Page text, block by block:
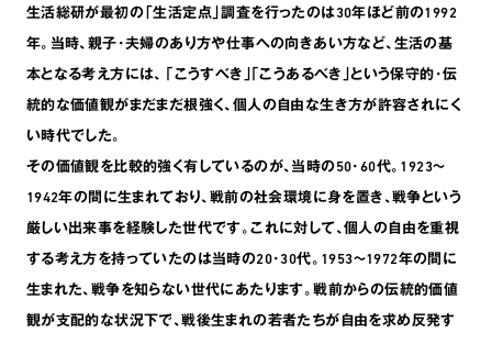
生活総研が最初の「生活定点」調査を行ったのは30年ほど前の1992
年。当時､親子･夫婦のあり方や仕事への向きあい方など､生活の基
本となる考え方には､ ｢こうすべき｣｢こうあるべき｣という保守的･伝
統的な価値観がまだまだ根強く､個人の自由な生き方が許容されにく
い時代でした。
その価値観を比較的強く有しているのが､当時の50･60代。1923〜
1942年の間に生まれており､戦前の社会環境に身を置き､戦争という
厳しい出来事を経験した世代です。これに対して､個人の自由を重視
する考え方を持っていたのは当時の20･30代。1953〜1972年の間に
生まれた､戦争を知らない世代にあたります。戦前からの伝統的価値
観が支配的な状況下で､戦後生まれの若者たちが自由を求め反発す